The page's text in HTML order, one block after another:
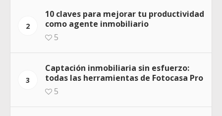
2
10 claves para mejorar tu productividad
como agente inmobiliario
5
3
Captación inmobiliaria sin esfuerzo:
todas las herramientas de Fotocasa Pro
5